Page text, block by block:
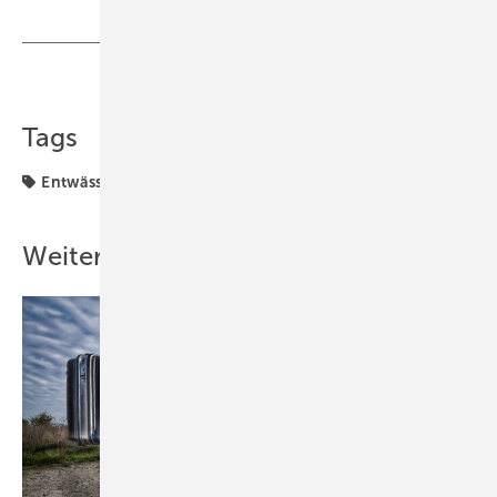
Tags
Entwässerung
Weitere Inhalte